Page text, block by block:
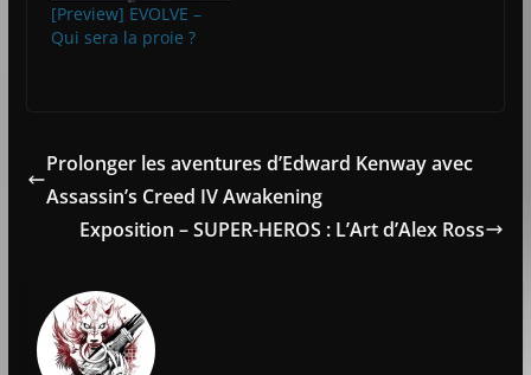
[Preview] EVOLVE –
Qui sera la proie ?
Prolonger les aventures d’Edward Kenway avec
Assassin’s Creed IV Awakening
Exposition – SUPER-HEROS : L’Art d’Alex Ross